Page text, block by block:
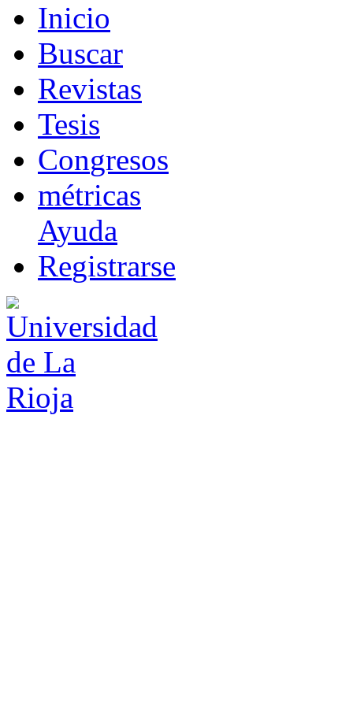
Inicio
Buscar
Revistas
Tesis
Congresos
métricas
Ayuda
Registrarse